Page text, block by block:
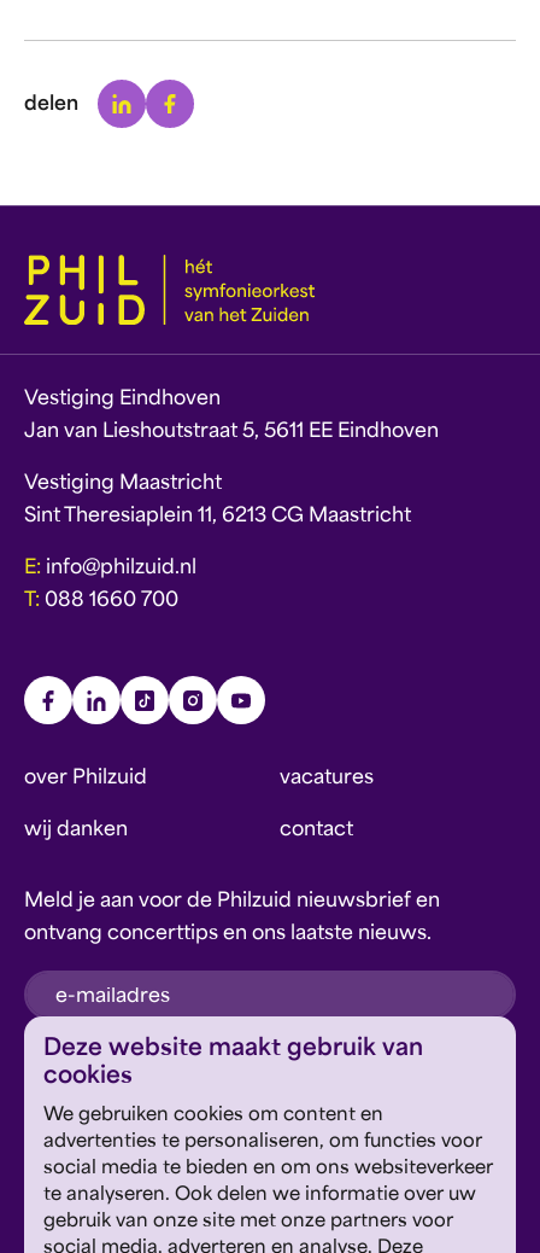
Deze website maakt gebruik van
cookies
We gebruiken cookies om content en
advertenties te personaliseren, om functies voor
social media te bieden en om ons websiteverkeer
te analyseren. Ook delen we informatie over uw
gebruik van onze site met onze partners voor
social media, adverteren en analyse. Deze
delen LinkedinFacebook
Vestiging Eindhoven
Jan van Lieshoutstraat 5, 5611 EE Eindhoven
Vestiging Maastricht
Sint Theresiaplein 11, 6213 CG Maastricht
E: info@philzuid.nl
T: 088 1660 700
over Philzuid vacatures
wij danken contact
Meld je aan voor de Philzuid nieuwsbrief en
ontvang concerttips en ons laatste nieuws.
inschrijven
Google's Privacyverklaring en Servicevoorwaarden
van toepassing.
Geef om Philzuid en steun ons!
steun ons